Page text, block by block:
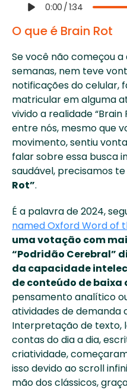
0:00 /1:34
O que é Brain Rot
Se você não começou
semanas, nem teve
notificações do celular,
matricular em alguma
vivido a realidade “Brain
entre nós, mesmo que
movimento, sentiu
falar sobre essa busca
saudável, precisamos
Rot”.
É a palavra de 2024,
named Oxford Word of
uma votação com
“Podridão Cerebral”
da capacidade
de conteúdo de
pensamento analítico
atividades de demanda
Interpretação de texto,
contas do dia a dia,
criatividade,
isso devido ao scroll
mão dos clássicos,